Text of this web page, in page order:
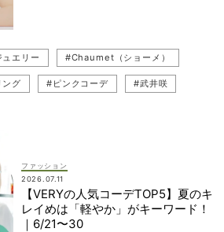
エリー #Chaumet（ショーメ）
ング #ピンクコーデ #武井咲
ファッション
2026.07.11
【VERYの人気コーデTOP5】夏のキ
レイめは「軽やか」がキーワード！
｜6/21〜30